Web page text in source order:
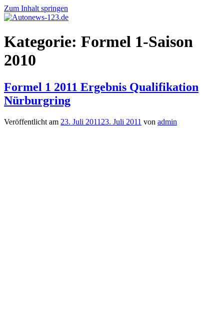
Zum Inhalt springen
123.de
mit
Kategorie: Formel 1-Saison
2010
Formel 1 2011 Ergebnis Qualifikation
Nürburgring
Veröffentlicht am 23. Juli 2011 23. Juli 2011 von admin